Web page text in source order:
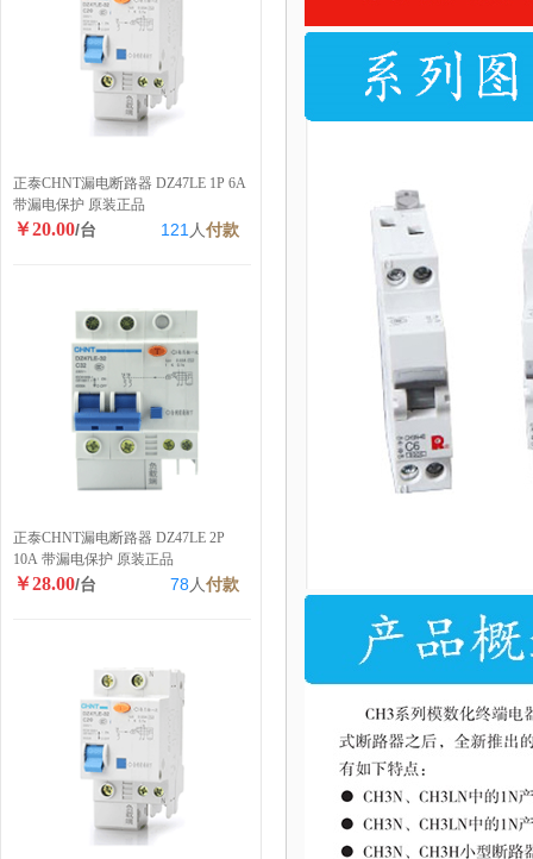
正泰CHNT漏电断路器 DZ47LE 1P 6A
带漏电保护 原装正品
￥20.00/台 121 人付款
正泰CHNT漏电断路器 DZ47LE 2P
10A 带漏电保护 原装正品
￥28.00/台 78 人付款